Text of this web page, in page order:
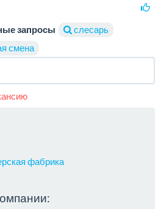
запросы
слесарь
смена
фабрика